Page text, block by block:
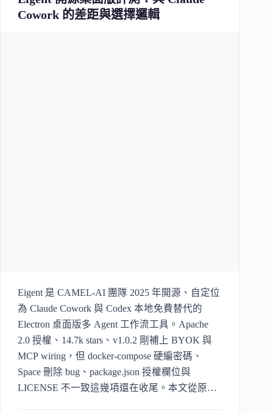
Cowork 的差距與選擇邏輯
Eigent 是 CAMEL-AI 團隊 2025 年開源、自定位
為 Claude Cowork 與 Codex 本地免費替代的
Electron 桌面版多 Agent 工作流工具。Apache
2.0 授權、14.7k stars、v1.0.2 剛補上 BYOK 與
MCP wiring，但 docker-compose 硬編密碼、
Space 刪除 bug、package.json 授權欄位與
LICENSE 不一致這幾項還在收尾。本文從原始